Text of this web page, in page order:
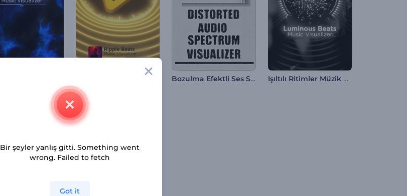
Bozulma Efektli Ses Spektrumu Görselleştirici Işıltılı Ritimler Müzik Görselleştirici
Bir şeyler yanlış gitti. Something went
wrong. Failed to fetch
Got it